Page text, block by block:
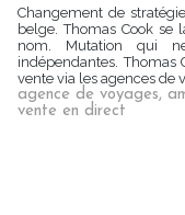
Changement de
belge. Thomas Cook se
nom. Mutation qui
indépendantes. Thomas
vente via les agences de
agence de voyages,
vente en direct